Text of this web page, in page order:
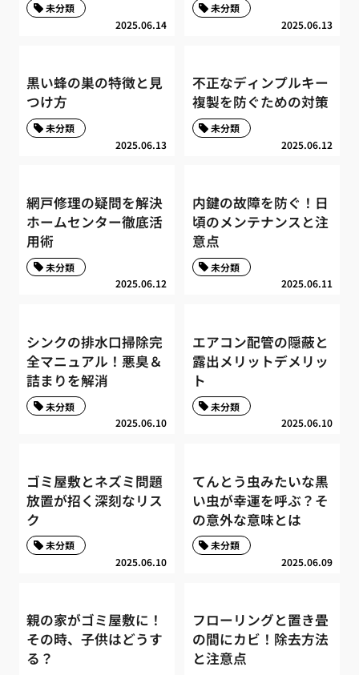
2025.06.14
未分類
2025.06.13
未分類
黒い蜂の巣の特徴と見
つけ方
2025.06.13
未分類
不正なディンプルキー
複製を防ぐための対策
2025.06.12
未分類
網戸修理の疑問を解決
ホームセンター徹底活
用術
2025.06.12
未分類
内鍵の故障を防ぐ！日
頃のメンテナンスと注
意点
2025.06.11
未分類
シンクの排水口掃除完
全マニュアル！悪臭＆
詰まりを解消
2025.06.10
未分類
エアコン配管の隠蔽と
露出メリットデメリッ
ト
2025.06.10
未分類
ゴミ屋敷とネズミ問題
放置が招く深刻なリス
ク
2025.06.10
未分類
てんとう虫みたいな黒
い虫が幸運を呼ぶ？そ
の意外な意味とは
2025.06.09
未分類
親の家がゴミ屋敷に！
その時、子供はどうす
る？
フローリングと置き畳
の間にカビ！除去方法
と注意点